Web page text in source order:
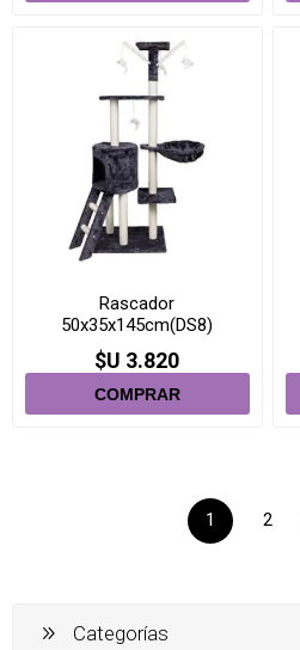
Rascador
50x35x145cm(DS8)
$U 3.820
1 2
Categorías